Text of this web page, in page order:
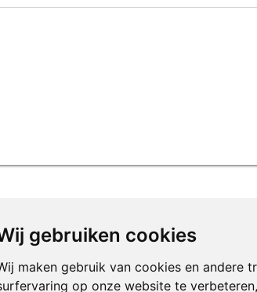
gebruiken cookies
maken gebruik van cookies en andere
op onze website te
Art b.v.
now:
+31 651 338 257
info@colonia-art.com